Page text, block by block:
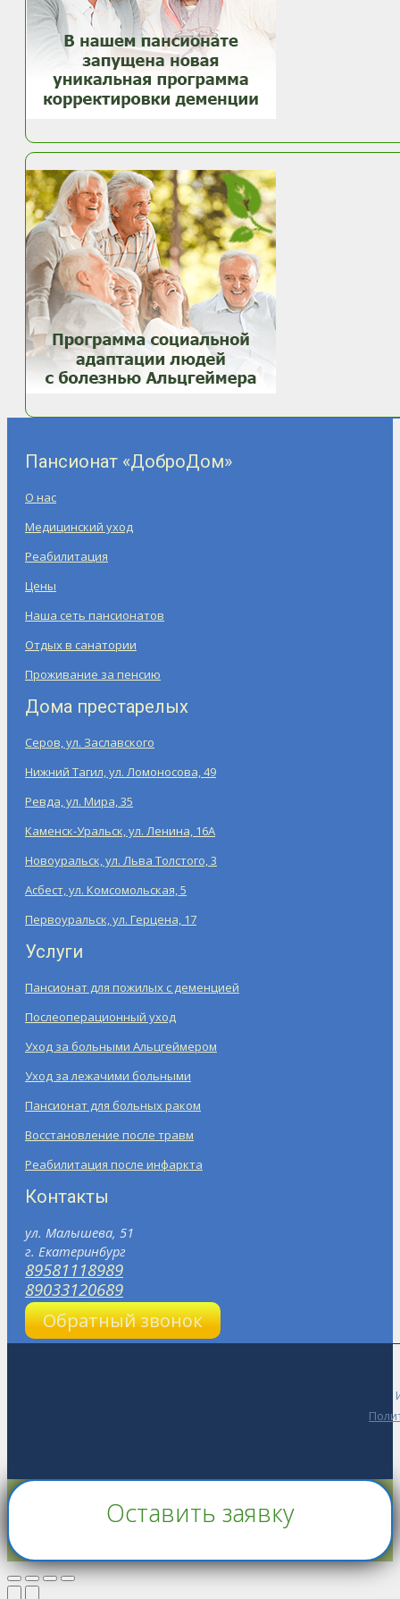
Пансионат «ДоброДом»
О нас
Медицинский уход
Реабилитация
Цены
Наша сеть пансионатов
Отдых в санатории
Проживание за пенсию
Дома престарелых
Серов, ул. Заславского
Нижний Тагил, ул. Ломоносова, 49
Ревда, ул. Мира, 35
Каменск-Уральск, ул. Ленина, 16А
Новоуральск, ул. Льва Толстого, 3
Асбест, ул. Комсомольская, 5
Первоуральск, ул. Герцена, 17
Услуги
Пансионат для пожилых с деменцией
Послеоперационный уход
Уход за больными Альцгеймером
Уход за лежачими больными
Пансионат для больных раком
Восстановление после травм
Реабилитация после инфаркта
Контакты
ул. Малышева, 51
г. Екатеринбург
89581118989
89033120689
Обратный звонок
Go
Top
Оставить заявку